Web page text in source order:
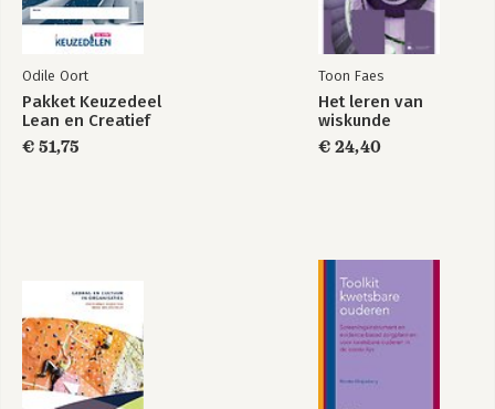
Odile Oort
Pakket Keuzedeel
Lean en Creatief
€ 51,75
Toon Faes
Het leren van
wiskunde
€ 24,40